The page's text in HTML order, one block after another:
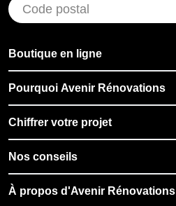
Boutique en ligne
Pourquoi Avenir Rénovations
Chiffrer votre projet
Nos conseils
À propos d'Avenir Rénovations